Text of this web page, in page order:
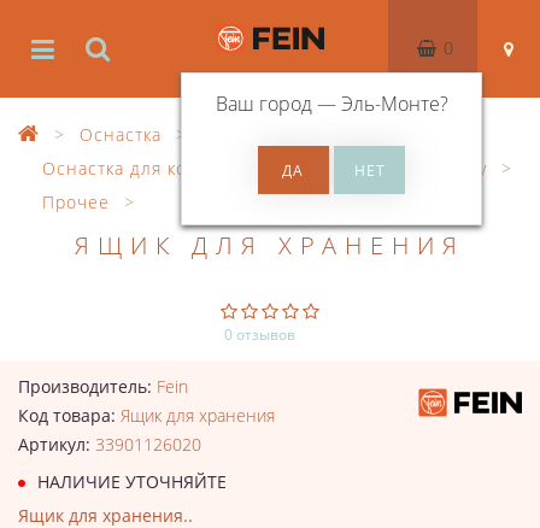
Ваш город —Эль-Монте?
0
Оснастка
Оснастка для корончатого сверления по металлу
Прочее
ЯЩИК ДЛЯ ХРАНЕНИЯ
0 отзывов
Производитель: Fein
Код товара: Ящик для хранения
Артикул: 33901126020
НАЛИЧИЕ УТОЧНЯЙТЕ
Ящик для хранения..